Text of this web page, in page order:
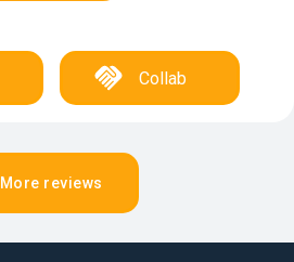
Collab
More reviews